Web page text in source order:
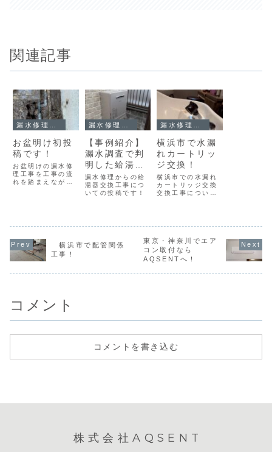
関連記事
お盆明け初投
稿です！
お盆明けの漏水修
理工事を工事の流
れを踏まえながら
【事例紹介】
漏水調査で判
明した給湯器
配管の破損｜
交換工事でト
ラブル解消！
漏水修理からの給
湯器交換工事につ
いての投稿です！
横浜市で水漏
れカートリッ
ジ交換！
横浜市での水漏れ
カートリッジ交換
交換工事について
横浜市で配管関係
工事！
東京・神奈川でエア
コン取付なら
AQSENTへ！
コメント
コメントを書き込む
株式会社AQSENT